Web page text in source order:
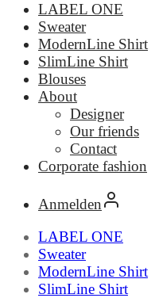
LABEL ONE
Sweater
ModernLine Shirt
SlimLine Shirt
Blouses
About
Designer
Our friends
Contact
Corporate fashion
Anmelden
LABEL ONE
Sweater
ModernLine Shirt
SlimLine Shirt